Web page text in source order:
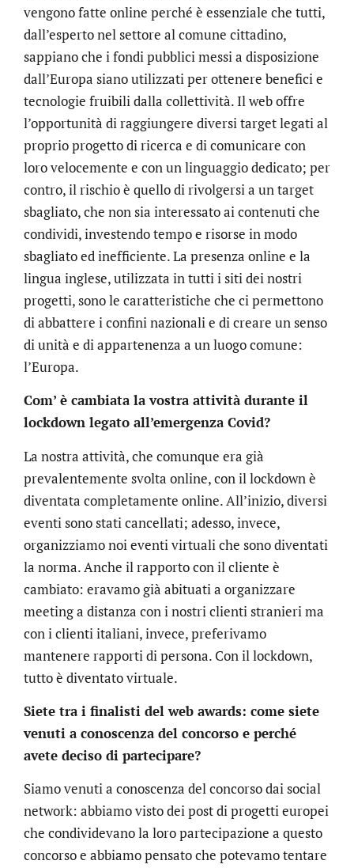
vengono fatte online perché è essenziale che tutti,
dall’esperto nel settore al comune cittadino,
sappiano che i fondi pubblici messi a disposizione
dall’Europa siano utilizzati per ottenere benefici e
tecnologie fruibili dalla collettività. Il web offre
l’opportunità di raggiungere diversi target legati al
proprio progetto di ricerca e di comunicare con
loro velocemente e con un linguaggio dedicato; per
contro, il rischio è quello di rivolgersi a un target
sbagliato, che non sia interessato ai contenuti che
condividi, investendo tempo e risorse in modo
sbagliato ed inefficiente. La presenza online e la
lingua inglese, utilizzata in tutti i siti dei nostri
progetti, sono le caratteristiche che ci permettono
di abbattere i confini nazionali e di creare un senso
di unità e di appartenenza a un luogo comune:
l’Europa.
Com’ è cambiata la vostra attività durante il
lockdown legato all’emergenza Covid?
La nostra attività, che comunque era già
prevalentemente svolta online, con il lockdown è
diventata completamente online. All’inizio, diversi
eventi sono stati cancellati; adesso, invece,
organizziamo noi eventi virtuali che sono diventati
la norma. Anche il rapporto con il cliente è
cambiato: eravamo già abituati a organizzare
meeting a distanza con i nostri clienti stranieri ma
con i clienti italiani, invece, preferivamo
mantenere rapporti di persona. Con il lockdown,
tutto è diventato virtuale.
Siete tra i finalisti del web awards: come siete
venuti a conoscenza del concorso e perché
avete deciso di partecipare?
Siamo venuti a conoscenza del concorso dai social
network: abbiamo visto dei post di progetti europei
che condividevano la loro partecipazione a questo
concorso e abbiamo pensato che potevamo tentare